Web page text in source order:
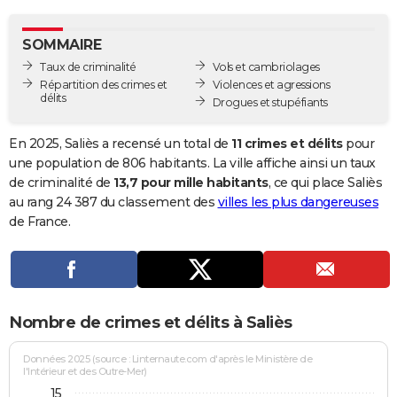
GUIDES D'ACHAT
BONS PLANS
Carte de Noël
Carte Bonne année
Carte Saint-Valentin
Carte Pâques
Carte d'anniversaire
DICTIONNAIRE
Dictionnaire
Biographies
Citations
Expressions
Proverbes
PROGRAMME TV
Se connecter
Entreprises
Service militaire
Avis de recherche
AVIS DE DÉCÈS
Bricolage
Lifestyle
Culture
Sport
Auto
Television
Voyage
Cinema
SOMMAIRE
Taux de criminalité
Répartition des crimes et
délits
Vols et cambriolages
Violences et agressions
Drogues et stupéfiants
En 2025, Saliès a recensé un total de 11 crimes et délitspour
une population de 806 habitants. La ville affiche ainsi un taux
de criminalité de 13,7 pour mille habitants, ce qui place Saliès
au rang 24 387 du classement des villes les plus dangereuses
de France.
Nombre de crimes et délits à Saliès
Données 2025 (source : Linternaute.com d'après le Ministère de
l'Intérieur et des Outre-Mer)
15